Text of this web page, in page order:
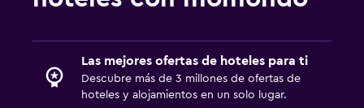
Las mejores ofertas de hoteles para ti
Descubre más de 3 millones de ofertas de
hoteles y alojamientos en un solo lugar.